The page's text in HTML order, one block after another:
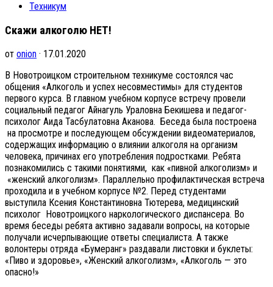
Техникум
Скажи алкоголю НЕТ!
от onion · 17.01.2020
В Новотроицком строительном техникуме состоялся час
общения «Алкоголь и успех несовместимы» для студентов
первого курса. В главном учебном корпусе встречу провели
социальный педагог Айнагуль Ураловна Бекишева и педагог-
психолог Аида Тасбулатовна Аканова. Беседа была построена
на просмотре и последующем обсуждении видеоматериалов,
содержащих информацию о влиянии алкоголя на организм
человека, причинах его употребления подростками. Ребята
познакомились с такими понятиями, как «пивной алкоголизм» и
«женский алкоголизм». Параллельно профилактическая встреча
проходила и в учебном корпусе №2. Перед студентами
выступила Ксения Константиновна Тютерева, медицинский
психолог Новотроицкого наркологического диспансера. Во
время беседы ребята активно задавали вопросы, на которые
получали исчерпывающие ответы специалиста. А также
волонтеры отряда «Бумеранг» раздавали листовки и буклеты:
«Пиво и здоровье», «Женский алкоголизм», «Алкоголь — это
опасно!»